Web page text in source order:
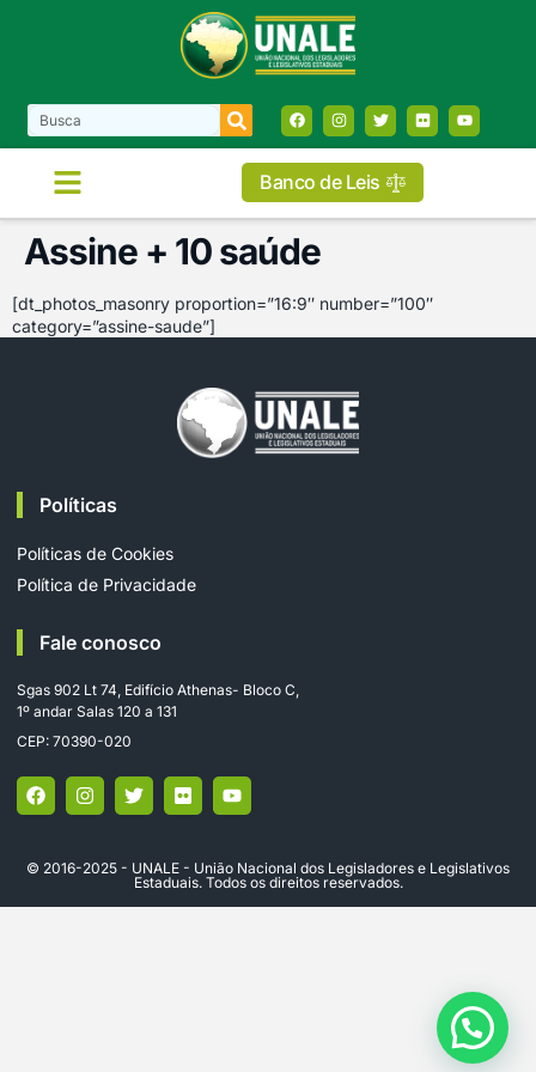
Banco de Leis
Assine + 10 saúde
[dt_photos_masonry proportion=”16:9″ number=”100″
category=”assine-saude”]
Políticas
Políticas de Cookies
Política de Privacidade
Fale conosco
Sgas 902 Lt 74, Edifício Athenas- Bloco C,
1º andar Salas 120 a 131
CEP: 70390-020
© 2016-2025 - UNALE - União Nacional dos Legisladores e Legislativos
Estaduais. Todos os direitos reservados.